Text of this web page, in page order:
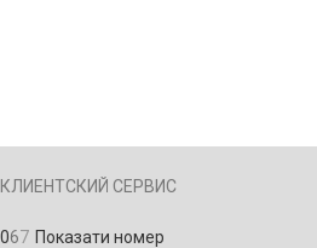
КЛИЕНТСКИЙ СЕРВИС
067 Показати номер